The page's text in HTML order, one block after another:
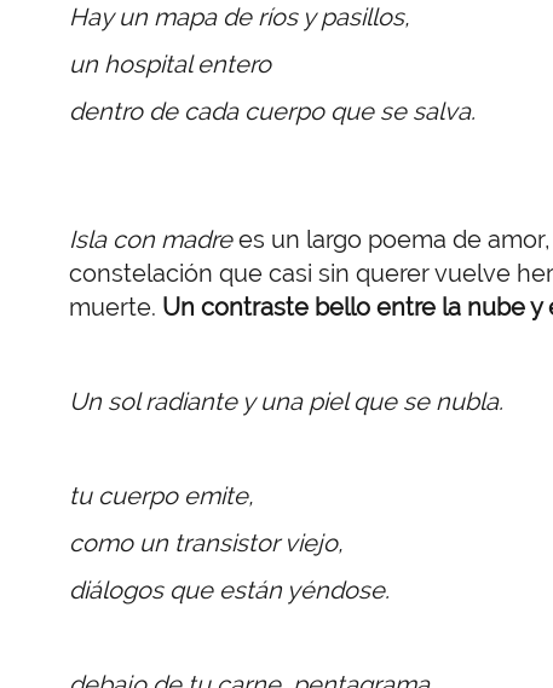
Hay un mapa de ríos y pasillos,
un hospital entero
dentro de cada cuerpo que se salva.
Isla con madrees un largo poema de
constelación que casi sin querer vuelve
muerte. Un contraste bello entre la nube y
Un sol radiante y una piel que se nubla.
tu cuerpo emite,
como un transistor viejo,
diálogos que están yéndose.